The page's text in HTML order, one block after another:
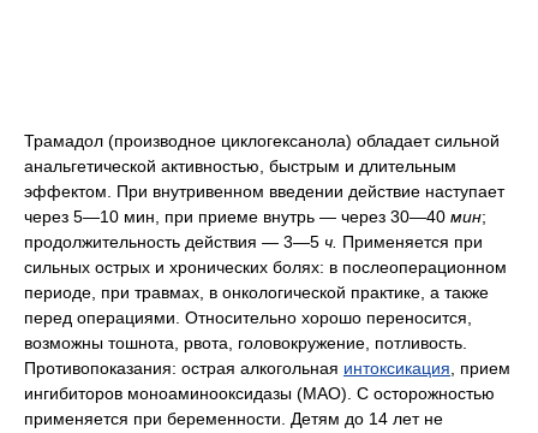
Трамадол (производное циклогексанола) обладает сильной
анальгетической активностью, быстрым и длительным
эффектом. При внутривенном введении действие наступает
через 5—10 мин, при приеме внутрь — через 30—40 мин;
продолжительность действия — 3—5 ч. Применяется при
сильных острых и хронических болях: в послеоперационном
периоде, при травмах, в онкологической практике, а также
перед операциями. Относительно хорошо переносится,
возможны тошнота, рвота, головокружение, потливость.
Противопоказания: острая алкогольная интоксикация, прием
ингибиторов моноаминооксидазы (МАО). С осторожностью
применяется при беременности. Детям до 14 лет не